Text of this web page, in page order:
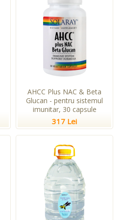
AHCC Plus NAC & Beta
Glucan - pentru sistemul
imunitar, 30 capsule
317 Lei